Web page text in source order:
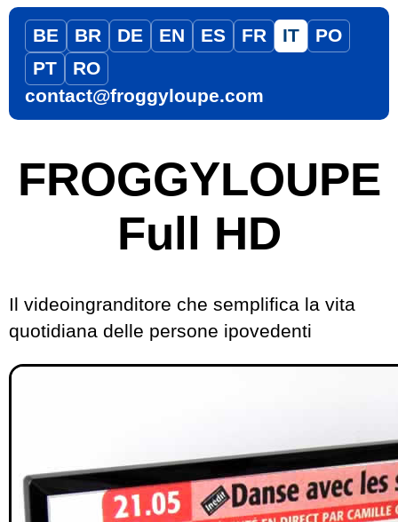
BE BR DE EN ES FR IT
PO
PT
RO
contact@froggyloupe.com
FROGGYLOUPE
Full HD
Il videoingranditore che semplifica la vita
quotidiana delle persone ipovedenti